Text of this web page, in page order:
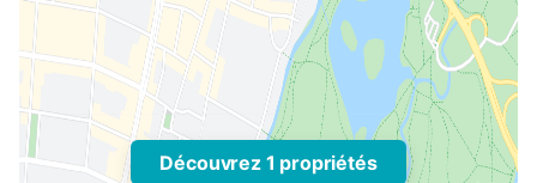
Découvrez 1 propriétés